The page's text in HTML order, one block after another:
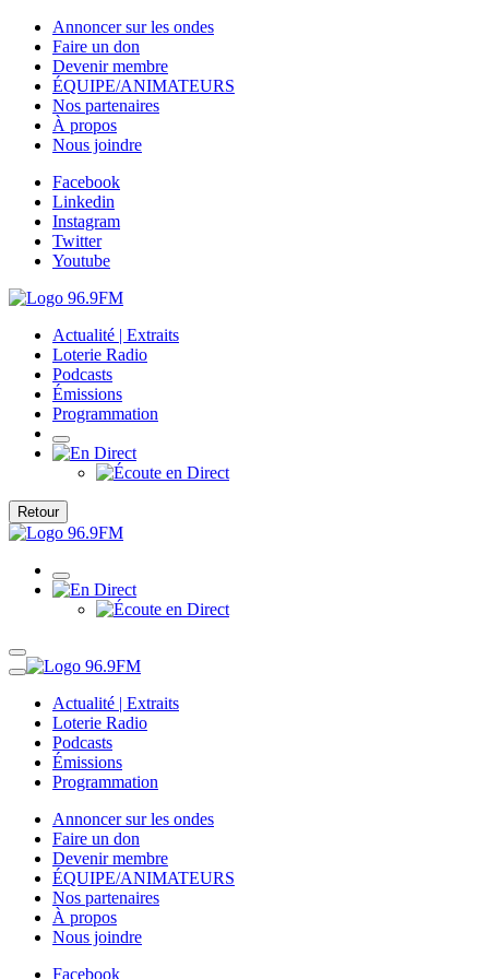
Annoncer sur les ondes
Faire un don
Devenir membre
ÉQUIPE/ANIMATEURS
Nos partenaires
À propos
Nous joindre
Facebook
Linkedin
Instagram
Twitter
Youtube
Actualité | Extraits
Loterie Radio
Podcasts
Émissions
Programmation
Retour
Actualité | Extraits
Loterie Radio
Podcasts
Émissions
Programmation
Annoncer sur les ondes
Faire un don
Devenir membre
ÉQUIPE/ANIMATEURS
Nos partenaires
À propos
Nous joindre
Facebook